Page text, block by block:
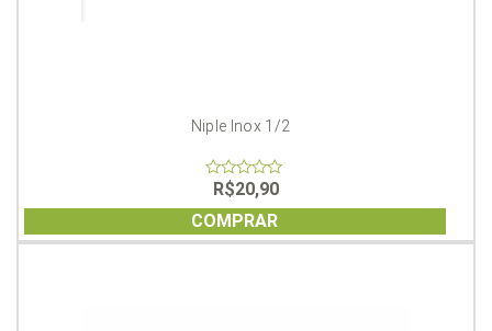
Niple Inox 1/2
out
of
5
R$20,90
COMPRAR